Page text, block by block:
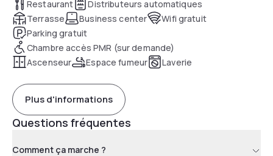
Restaurant
Distributeurs automatiques
Terrasse
Business center
Wifi gratuit
Parking gratuit
Chambre accès PMR (sur demande)
Ascenseur
Espace fumeur Laverie
Plus d'informations
Questions fréquentes
Comment ça marche ?